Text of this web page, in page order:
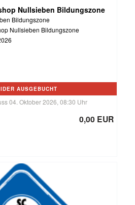
Nullsieben Bildungszone
Bildungszone
Nullsieben Bildungszone
AUSGEBUCHT
04. Oktober 2026, 08:30 Uhr
0,00 EUR